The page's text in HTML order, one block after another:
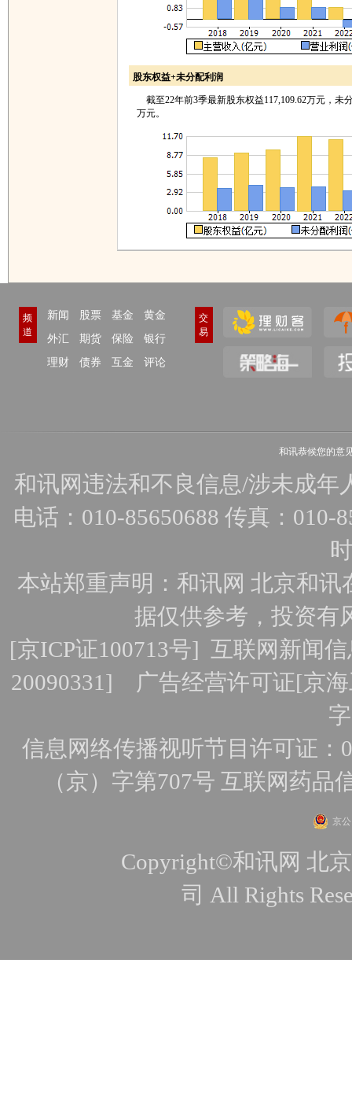
股东权益+未分配利润
截至22年前3季最新股东权益117,109.62万元，未
万元。
频
道
新闻 股票 基金
黄金
外汇
期货 保险
银行
理财
债券 互金 评论
交
易
和讯恭候您的意
和讯网违法和不良信息/涉未成年
电话：010-85650688 传真：010-
本站郑重声明：和讯网 北京和
据仅供参考，投资有
[京ICP证100713号]互联网新闻
20090331] 广告经营许可证[京
信息网络传播视听节目许可证：
（京）字第707号 互联网药品
京
Copyright©和讯网 北
司 All Rights